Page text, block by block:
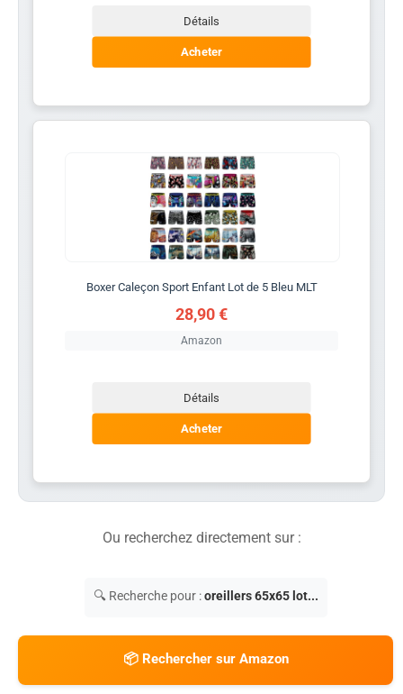
Détails
Acheter
Boxer Caleçon Sport Enfant Lot de 5 Bleu MLT
28,90 €
Amazon
Détails
Acheter
Ou recherchez directement sur :
🔍 Recherche pour :oreillers 65x65 lot...
📦 Rechercher sur Amazon